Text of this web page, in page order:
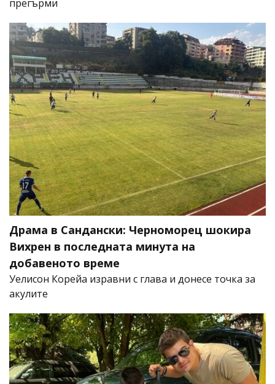
прегърми
Драма в Сандански: Черноморец шокира
Вихрен в последната минута на
добавеното време
Уелисон Корейа изравни с глава и донесе точка за
акулите